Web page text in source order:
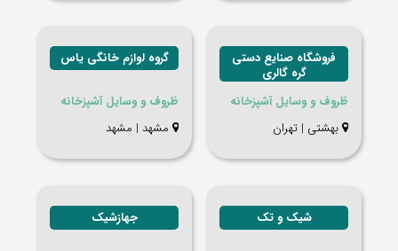
فروشگاه صنایع دستی
گره گالری
ظروف و وسایل آشپزخانه
بهشتی | تهران
گروه لوازم خانگی یاس
ظروف و وسایل آشپزخانه
مشهد | مشهد
شیک و تک جهازشیک